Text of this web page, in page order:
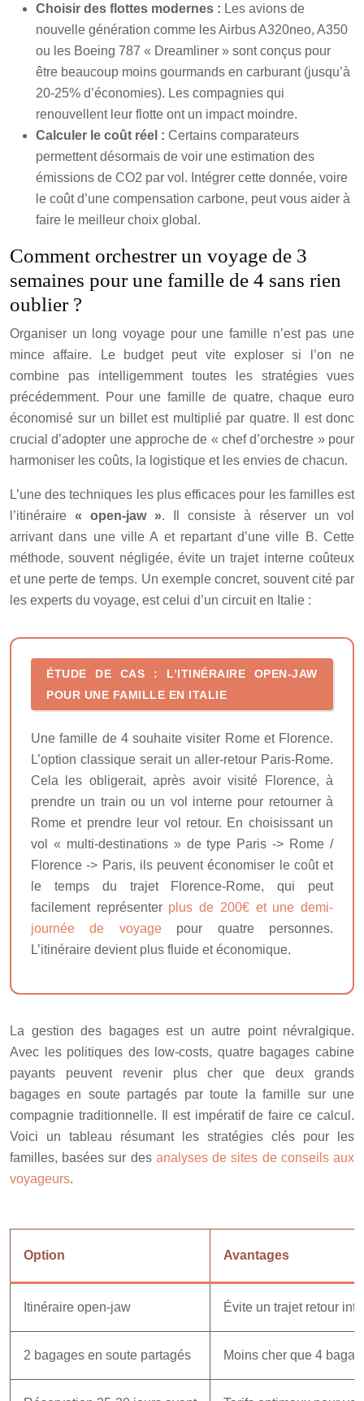
Choisir des flottes modernes : Les avions de
nouvelle génération comme les Airbus A320neo, A350
ou les Boeing 787 « Dreamliner » sont conçus pour
être beaucoup moins gourmands en carburant (jusqu’à
20-25% d’économies). Les compagnies qui
renouvellent leur flotte ont un impact moindre.
Calculer le coût réel : Certains comparateurs
permettent désormais de voir une estimation des
émissions de CO2 par vol. Intégrer cette donnée, voire
le coût d’une compensation carbone, peut vous aider à
faire le meilleur choix global.
Comment orchestrer un voyage de 3
semaines pour une famille de 4 sans rien
oublier ?
Organiser un long voyage pour une famille n’est pas une
mince affaire. Le budget peut vite exploser si l’on ne
combine pas intelligemment toutes les stratégies vues
précédemment. Pour une famille de quatre, chaque euro
économisé sur un billet est multiplié par quatre. Il est donc
crucial d’adopter une approche de « chef d’orchestre » pour
harmoniser les coûts, la logistique et les envies de chacun.
L’une des techniques les plus efficaces pour les familles est
l’itinéraire « open-jaw ». Il consiste à réserver un vol
arrivant dans une ville A et repartant d’une ville B. Cette
méthode, souvent négligée, évite un trajet interne coûteux
et une perte de temps. Un exemple concret, souvent cité par
les experts du voyage, est celui d’un circuit en Italie :
ÉTUDE DE CAS : L’ITINÉRAIRE OPEN-JAW
POUR UNE FAMILLE EN ITALIE
Une famille de 4 souhaite visiter Rome et Florence.
L’option classique serait un aller-retour Paris-Rome.
Cela les obligerait, après avoir visité Florence, à
prendre un train ou un vol interne pour retourner à
Rome et prendre leur vol retour. En choisissant un
vol « multi-destinations » de type Paris -> Rome /
Florence -> Paris, ils peuvent économiser le coût et
le temps du trajet Florence-Rome, qui peut
facilement représenter plus de 200€ et une demi-
journée de voyagepour quatre personnes.
L’itinéraire devient plus fluide et économique.
La gestion des bagages est un autre point névralgique.
Avec les politiques des low-costs, quatre bagages cabine
payants peuvent revenir plus cher que deux grands
bagages en soute partagés par toute la famille sur une
compagnie traditionnelle. Il est impératif de faire ce calcul.
Voici un tableau résumant les stratégies clés pour les
familles, basées sur des analyses de sites de conseils aux
voyageurs.
Option Avantages
Itinéraire open-jaw Évite un trajet retour
2 bagages en soute partagés Moins cher que 4